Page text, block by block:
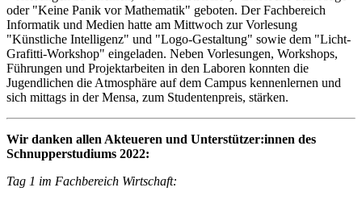
oder "Keine Panik vor Mathematik" geboten. Der Fachbereich
Informatik und Medien hatte am Mittwoch zur Vorlesung
"Künstliche Intelligenz" und "Logo-Gestaltung" sowie dem "Licht-
Grafitti-Workshop" eingeladen. Neben Vorlesungen, Workshops,
Führungen und Projektarbeiten in den Laboren konnten die
Jugendlichen die Atmosphäre auf dem Campus kennenlernen und
sich mittags in der Mensa, zum Studentenpreis, stärken.
Wir danken allen Akteueren und Unterstützer:innen des
Schnupperstudiums 2022:
Tag 1 im Fachbereich Wirtschaft: